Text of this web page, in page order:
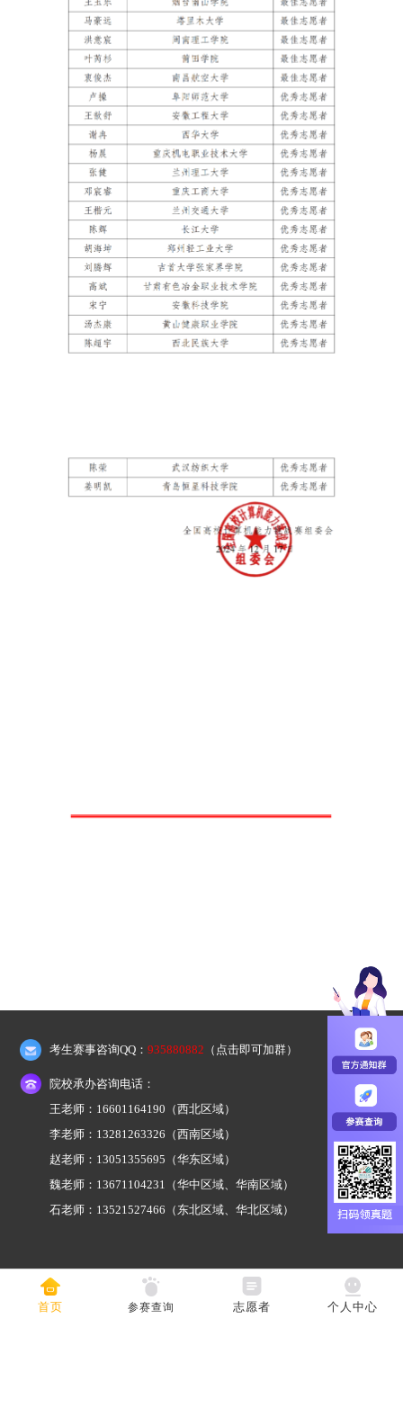
考生赛事咨询QQ：935880882 （点击即可加群）
院校承办咨询电话：
王老师：16601164190 （西北区域）
李老师：13281263326 （西南区域）
赵老师：13051355695 （华东区域）
魏老师：13671104231 （华中区域、华南区域）
石老师：13521527466 （东北区域、华北区域）
首页 参赛查询 志愿者 个人中心